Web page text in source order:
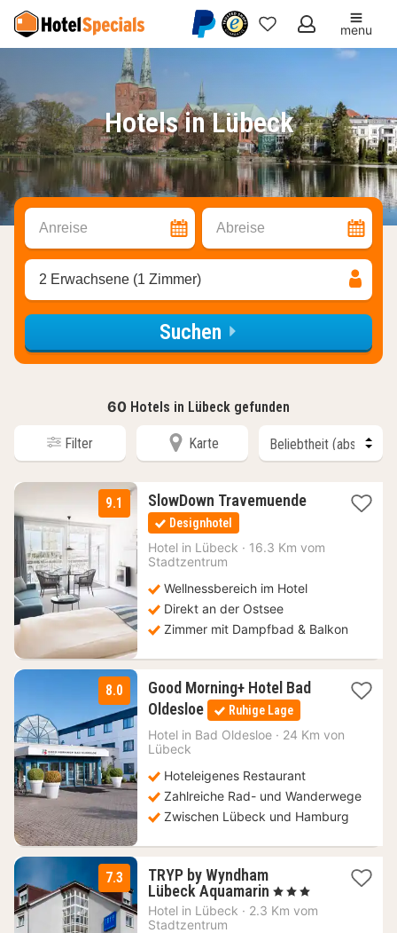
Meine
menu
Hotels in Lübeck
Anreise Abreise
2 Erwachsene (1 Zimmer)
Suchen
60 Hotels in Lübeck gefunden
Filter Karte
9.1 SlowDown Travemuende1
155
Designhotel
Hotel in Lübeck · 16.3 Km vom
Stadtzentrum
Wellnessbereich im Hotel
Direkt an der Ostsee
Zimmer mit Dampfbad & Balkon
8.0
Good Morning+ Hotel Bad
Oldesloe 1
Nacht
ab
Ruhige Lage
Hotel in Bad Oldesloe · 24 Km von
Lübeck
Hoteleigenes Restaurant
Zahlreiche Rad- und Wanderwege
Zwischen Lübeck und Hamburg
7.3
TRYP by Wyndham
Lübeck Aquamarin 1
Nacht
, 3 Sterne
Hotel in Lübeck · 2.3 Km vom
Stadtzentrum